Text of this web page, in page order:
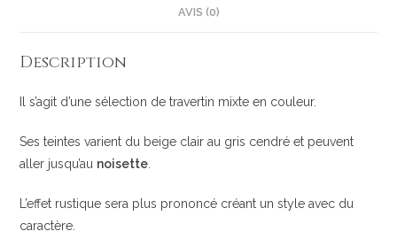
AVIS (0)
Description
Il s’agit d’une sélection de travertin mixte en couleur.
Ses teintes varient du beige clair au gris cendré et peuvent
aller jusqu’au noisette
L’effet rustique sera plus prononcé créant un style avec du
caractère.